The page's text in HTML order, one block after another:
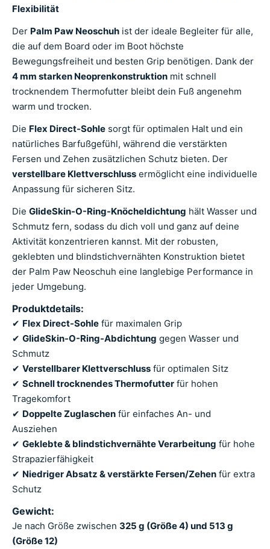
Flexibilität
Der Palm Paw Neoschuh ist der ideale Begleiter für alle,
die auf dem Board oder im Boot höchste
Bewegungsfreiheit und besten Grip benötigen. Dank der
4 mm starken Neoprenkonstruktion mit schnell
trocknendem Thermofutter bleibt dein Fuß angenehm
warm und trocken.
Die Flex Direct-Sohle sorgt für optimalen Halt und ein
natürliches Barfußgefühl, während die verstärkten
Fersen und Zehen zusätzlichen Schutz bieten. Der
verstellbare Klettverschluss ermöglicht eine individuelle
Anpassung für sicheren Sitz.
Die GlideSkin-O-Ring-Knöcheldichtung hält Wasser und
Schmutz fern, sodass du dich voll und ganz auf deine
Aktivität konzentrieren kannst. Mit der robusten,
geklebten und blindstichvernähten Konstruktion bietet
der Palm Paw Neoschuh eine langlebige Performance in
jeder Umgebung.
Produktdetails:
✔ Flex Direct-Sohle für maximalen Grip
✔ GlideSkin-O-Ring-Abdichtung gegen Wasser und
Schmutz
✔ Verstellbarer Klettverschluss für optimalen Sitz
✔ Schnell trocknendes Thermofutter für hohen
Tragekomfort
✔ Doppelte Zuglaschen für einfaches An- und
Ausziehen
✔ Geklebte & blindstichvernähte Verarbeitung für hohe
Strapazierfähigkeit
✔ Niedriger Absatz & verstärkte Fersen/Zehen für extra
Schutz
Gewicht:
Je nach Größe zwischen 325 g (Größe 4) und 513 g
(Größe 12)